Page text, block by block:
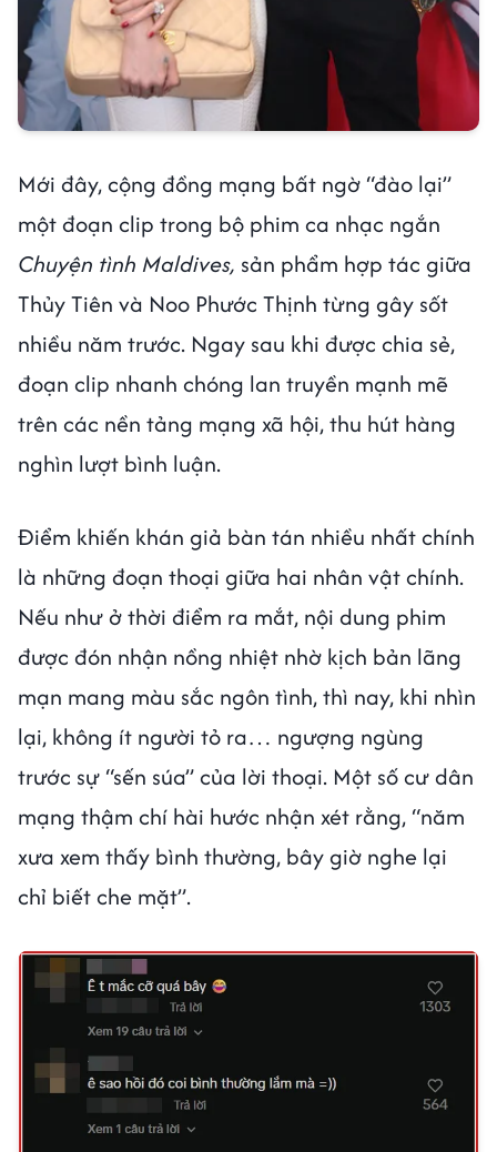
Mới đây, cộng đồng mạng bất ngờ “đào lại”
một đoạn clip trong bộ phim ca nhạc ngắn
Chuyện tình Maldives, sản phẩm hợp tác giữa
Thủy Tiên và Noo Phước Thịnh từng gây sốt
nhiều năm trước. Ngay sau khi được chia sẻ,
đoạn clip nhanh chóng lan truyền mạnh mẽ
trên các nền tảng mạng xã hội, thu hút hàng
nghìn lượt bình luận.
Điểm khiến khán giả bàn tán nhiều nhất chính
là những đoạn thoại giữa hai nhân vật chính.
Nếu như ở thời điểm ra mắt, nội dung phim
được đón nhận nồng nhiệt nhờ kịch bản lãng
mạn mang màu sắc ngôn tình, thì nay, khi nhìn
lại, không ít người tỏ ra… ngượng ngùng
trước sự “sến súa” của lời thoại. Một số cư dân
mạng thậm chí hài hước nhận xét rằng, “năm
xưa xem thấy bình thường, bây giờ nghe lại
chỉ biết che mặt”.